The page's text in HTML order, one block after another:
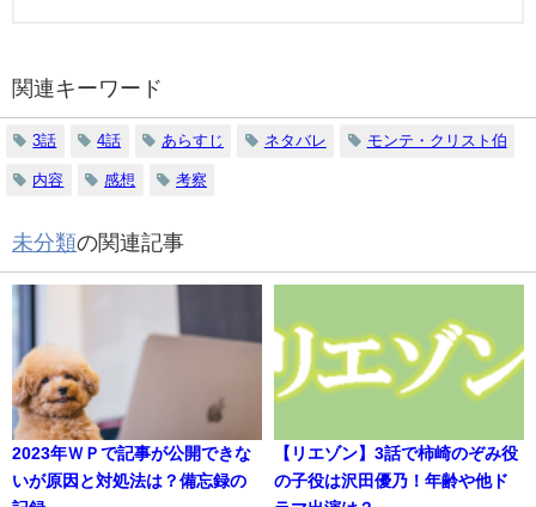
関連キーワード
3話 4話 あらすじ ネタバレ モンテ・クリスト伯
内容 感想 考察
未分類の関連記事
2023年ＷＰで記事が公開できな
いが原因と対処法は？備忘録の
【リエゾン】3話で柿崎のぞみ役
の子役は沢田優乃！年齢や他ド